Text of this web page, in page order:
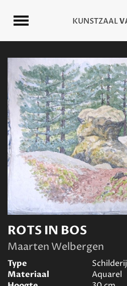
ROTS IN BOS
Maarten Welbergen
Type
Schilderij
Materiaal
Aquarel